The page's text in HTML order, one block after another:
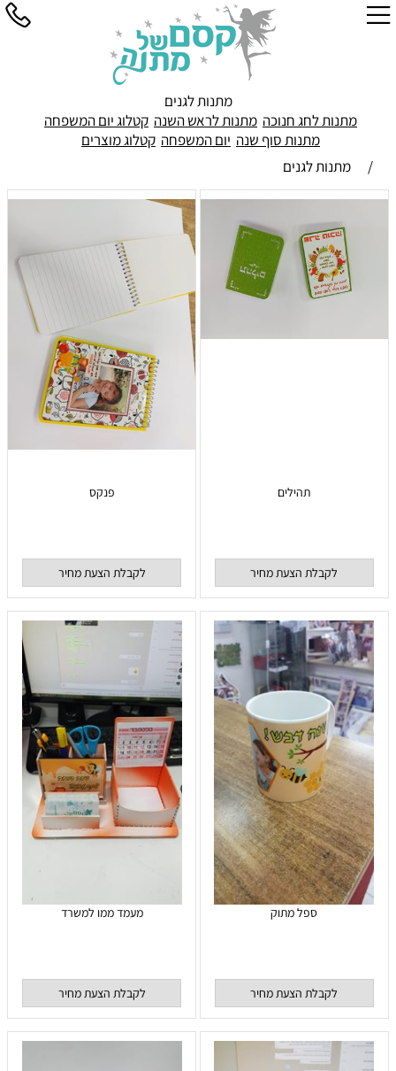
מתנות לגנים
מתנות לחג חנוכה מתנות לראש השנה קטלוג יום המשפחה
מתנות סוף שנה יום המשפחה קטלוג מוצרים
/
מתנות לגנים
תהילים
לקבלת הצעת מחיר
פנקס
לקבלת הצעת מחיר
ספל מתוק
לקבלת הצעת מחיר
מעמד ממו למשרד
לקבלת הצעת מחיר